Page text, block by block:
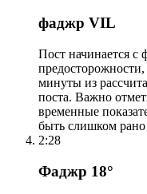
фаджр VIL
Пост начинается с
минуты из
поста. Важно
временные
быть слишком
2:28
Фаджр 18°